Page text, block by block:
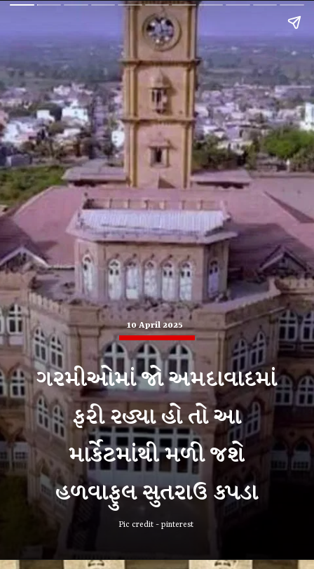
ગરમીઓમાં જો અમદાવાદમાં
ફરી રહ્યા હો તો આ
માર્કેટમાંથી મળી જશે
હળવાફુલ સુતરાઉ કપડા
10 April 2025
Pic credit - pinterest